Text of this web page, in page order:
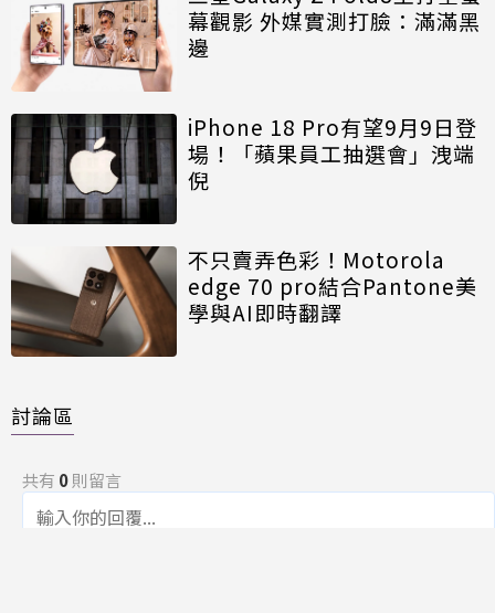
幕觀影 外媒實測打臉：滿滿黑
邊
iPhone 18 Pro有望9月9日登
場！「蘋果員工抽選會」洩端
倪
不只賣弄色彩！Motorola
edge 70 pro結合Pantone美
學與AI即時翻譯
討論區
共有 0則留言